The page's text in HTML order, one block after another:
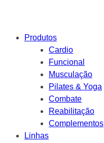
Produtos
Cardio
Funcional
Musculação
Pilates & Yoga
Combate
Reabilitação
Complementos
Linhas